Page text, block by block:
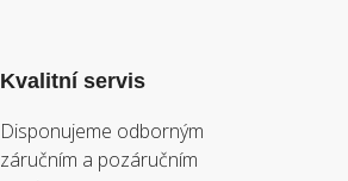
Kvalitní servis
Disponujeme odborným
záručním a pozáručním